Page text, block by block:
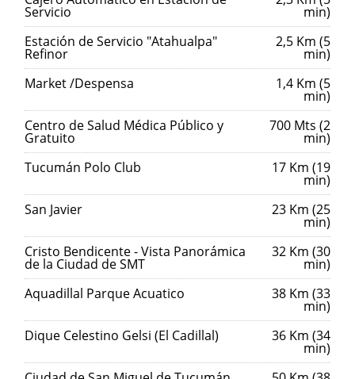
Servicio
min)
Estación de Servicio "Atahualpa"
Refinor
2,5 Km (5
min)
Market /Despensa
1,4 Km (5
min)
Centro de Salud Médica Público y
Gratuito
700 Mts (2
min)
Tucumán Polo Club
17 Km (19
min)
San Javier
23 Km (25
min)
Cristo Bendicente - Vista Panorámica
de la Ciudad de SMT
32 Km (30
min)
Aquadillal Parque Acuatico
38 Km (33
min)
Dique Celestino Gelsi (El Cadillal)
36 Km (34
min)